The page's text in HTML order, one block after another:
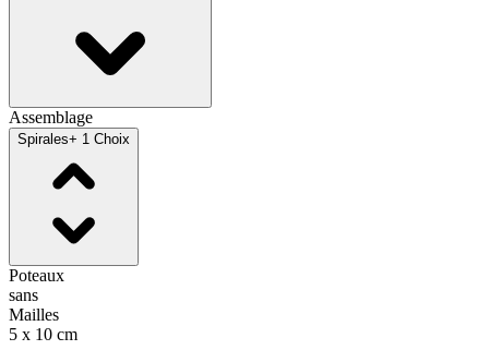
Assemblage
Spirales+ 1 Choix
Poteaux
sans
Mailles
5 x 10 cm